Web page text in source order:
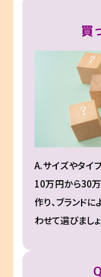
買
A.サイズやタイ
10万円から30
作り、ブランド
わせて選びましょ